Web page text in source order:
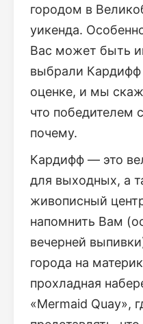
городом в
уикенда.
Вас может быть
выбрали Кардифф
оценке, и мы
что
почему.
Кардифф — это
для выходных, а
живописный
напомнить Вам
вечерней
города на
прохладная
«Mermaid Quay»,